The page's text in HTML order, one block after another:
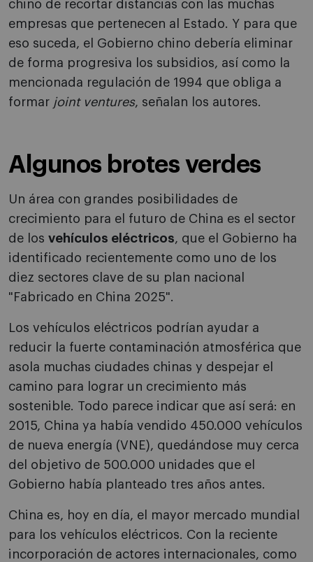
chino de recortar distancias con las muchas
empresas que pertenecen al Estado. Y para que
eso suceda, el Gobierno chino debería eliminar
de forma progresiva los subsidios, así como la
mencionada regulación de 1994 que obliga a
formar joint ventures, señalan los autores.
Algunos brotes verdes
Un área con grandes posibilidades de
crecimiento para el futuro de China es el sector
de los vehículos eléctricos, que el Gobierno ha
identificado recientemente como uno de los
diez sectores clave de su plan nacional
"Fabricado en China 2025".
Los vehículos eléctricos podrían ayudar a
reducir la fuerte contaminación atmosférica que
asola muchas ciudades chinas y despejar el
camino para lograr un crecimiento más
sostenible. Todo parece indicar que así será: en
2015, China ya había vendido 450.000 vehículos
de nueva energía (VNE), quedándose muy cerca
del objetivo de 500.000 unidades que el
Gobierno había planteado tres años antes.
China es, hoy en día, el mayor mercado mundial
para los vehículos eléctricos. Con la reciente
incorporación de actores internacionales, como